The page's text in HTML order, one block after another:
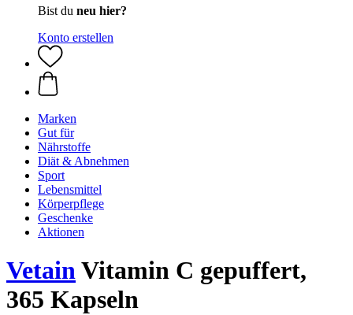
Bist du neu hier?
Konto erstellen
Marken
Gut für
Nährstoffe
Diät & Abnehmen
Sport
Lebensmittel
Körperpflege
Geschenke
Aktionen
VetainVitamin C gepuffert,
365 Kapseln